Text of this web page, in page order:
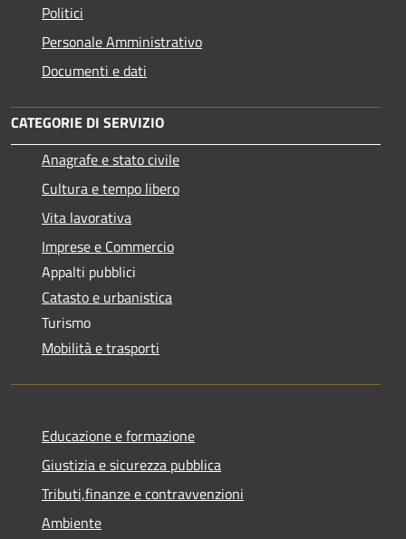
Politici
Personale Amministrativo
Documenti e dati
CATEGORIE DI SERVIZIO
Anagrafe e stato civile
Cultura e tempo libero
Vita lavorativa
Imprese e Commercio
Appalti pubblici
Catasto e urbanistica
Turismo
Mobilità e trasporti
Educazione e formazione
Giustizia e sicurezza pubblica
Tributi,finanze e contravvenzioni
Ambiente